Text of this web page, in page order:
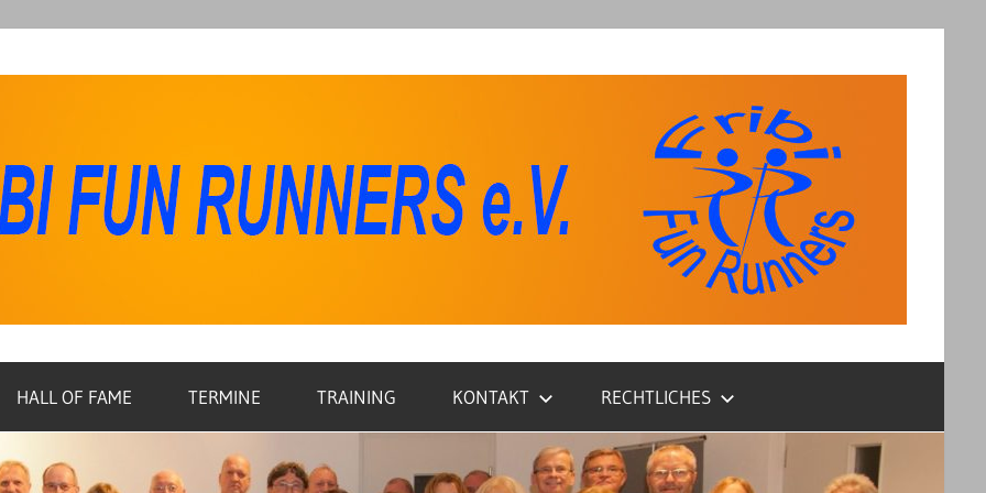
HALL OF FAME TERMINE TRAINING KONTAKT RECHTLICHES